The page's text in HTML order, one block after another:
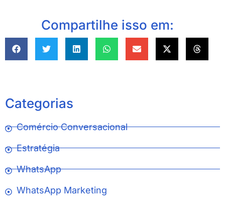
Compartilhe isso em:
Categorias
Comércio Conversacional
Estratégia
WhatsApp
WhatsApp Marketing